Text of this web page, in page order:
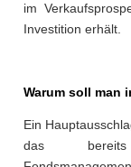
im
Investition erhält.
Warum soll man
Ein
das bereits